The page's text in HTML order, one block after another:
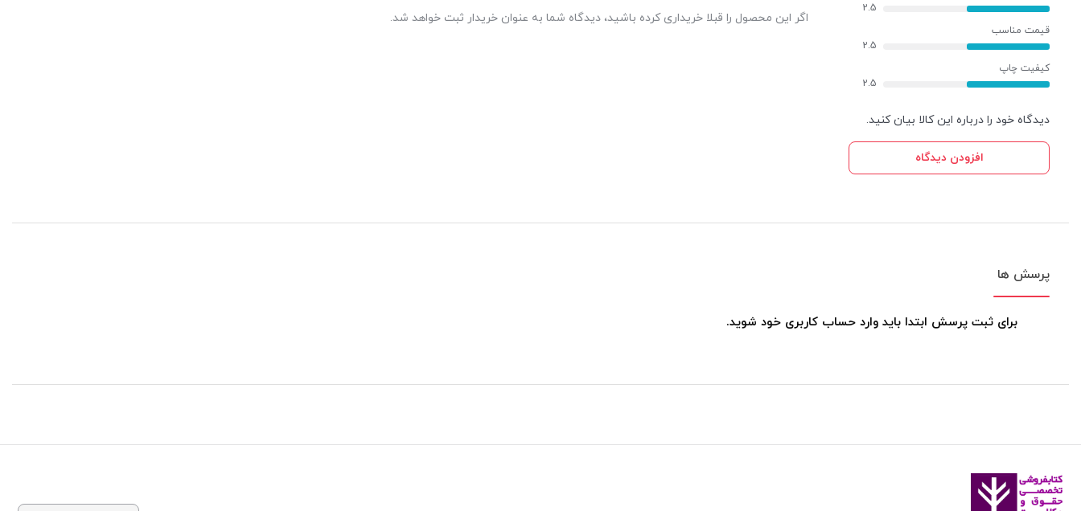
2.5
قیمت مناسب
2.5
کیفیت چاپ
2.5
دیدگاه خود را درباره این کالا بیان کنید.
افزودن دیدگاه
اگر این محصول را قبلا خریداری کرده باشید، دیدگاه شما به عنوان خریدار ثبت خواهد شد.
پرسش ها
برای ثبت پرسش ابتدا باید وارد حساب کاربری خود شوید.